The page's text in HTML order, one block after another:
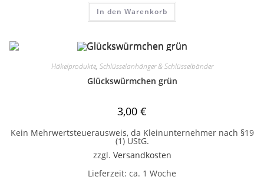
In den Warenkorb
Häkelprodukte, Schlüsselanhänger & Schlüsselbänder
Glückswürmchen grün
3,00 €
Kein Mehrwertsteuerausweis, da Kleinunternehmer nach §19
(1) UStG.
zzgl. Versandkosten
Lieferzeit: ca. 1 Woche